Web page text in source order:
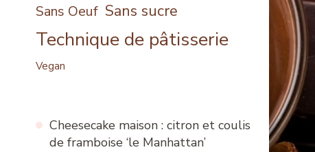
Sans Oeuf Sans sucre
Technique de pâtisserie
Vegan
Cheesecake maison : citron et coulis
de framboise ‘le Manhattan’